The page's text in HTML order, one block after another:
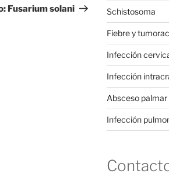
entrada
Fusarium solani Schistosoma
Fiebre y
Infección
Infección
Absceso
Infección